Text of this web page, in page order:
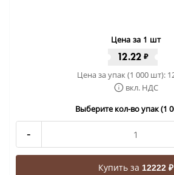
Цена за 1 шт
12.22 ₽
Цена за упак (1 000 шт):
вкл. НДС
Выберите кол-во упак (1
-
Купить за 12222 ₽